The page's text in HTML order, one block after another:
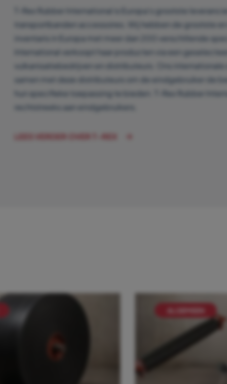
T-Rex Rubber International is Europa’s grootste
transportbanden accessoires. Wij hebben de grootste
inventaris in Europa met meer dan 200 verschillende
International verkoopt haar producten via een
vulkanisatiebedrijven en distributeurs. Ons internationale
samen met deze distributeurs om de eindgebruiker de
hun specifieke toepassing te bieden. T-Rex Rubber
rechtstreeks aan eindgebruikers.
LEES VERDER OVER T-REX